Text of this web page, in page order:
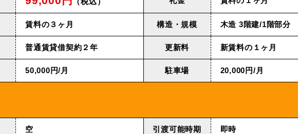
賃料の３ヶ月 構造・規模 ⽊造 3階建/1階部分
普通賃貸借契約２年 更新料 新賃料の１ヶ月
50,000円/⽉ 駐車場 20,000円/⽉
空 引渡可能時期 即時